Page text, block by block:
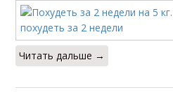
Читать дальше →